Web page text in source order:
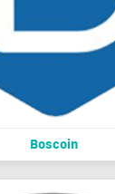
Boscoin